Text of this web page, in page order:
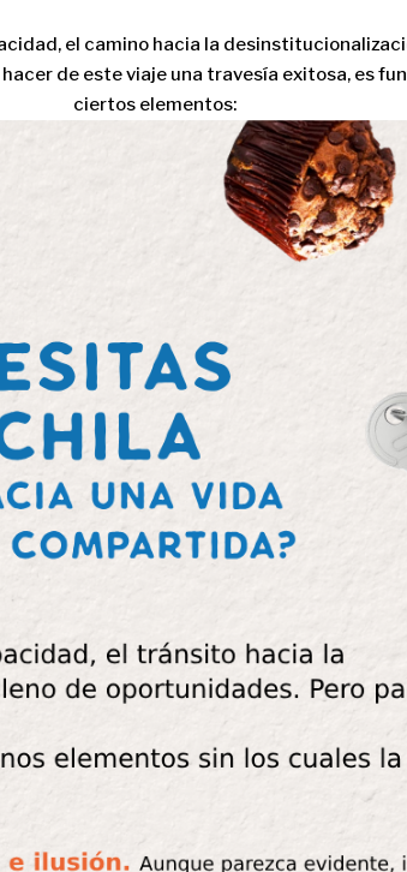
el camino hacia la
de este viaje una travesía exitosa, es
ciertos elementos: